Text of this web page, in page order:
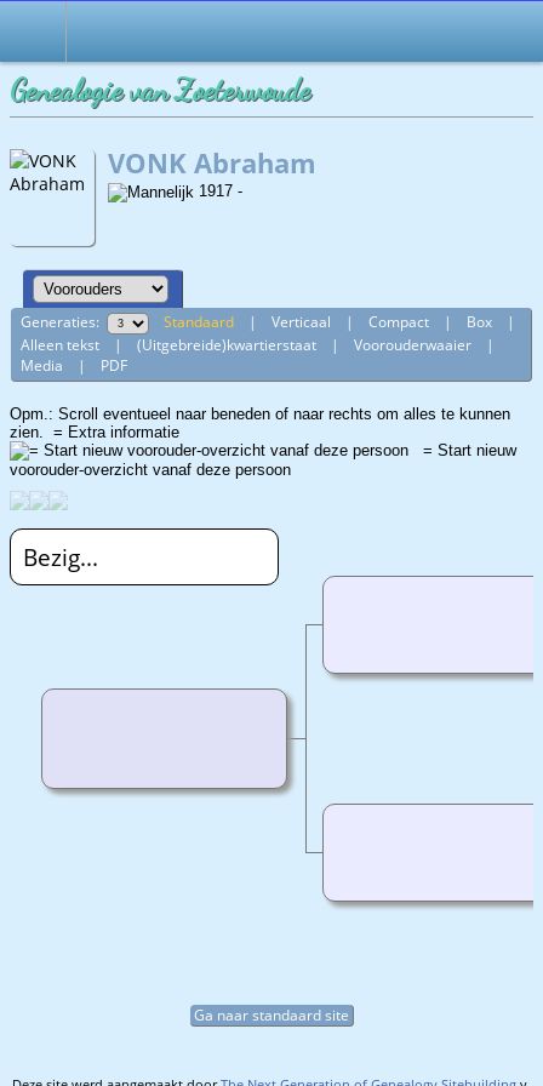
Genealogie van Zoeterwoude
VONK Abraham
1917 -
Generaties: Standaard |Verticaal |Compact | Box |
Alleen tekst |(Uitgebreide)kwartierstaat |Voorouderwaaier |
Media | PDF
Opm.: Scroll eventueel naar beneden of naar rechts om alles te kunnen
zien.
= Extra informatie
= Start nieuw
voorouder-overzicht vanaf deze persoon
Bezig...
Ga naar standaard site